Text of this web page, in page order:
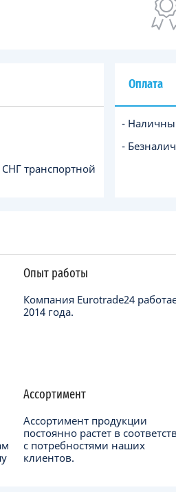
транспортной
Оплата
-
-
Опыт работы
Компания Eurotrade24
2014 года.
Ассортимент
Ассортимент продукции
постоянно растет в
с потребностями наших
клиентов.